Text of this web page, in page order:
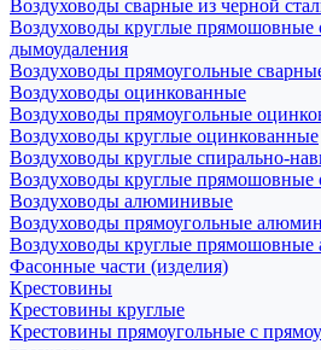
Воздуховоды сварные из черной
Воздуховоды круглые прямошовные
дымоудаления
Воздуховоды прямоугольные
Воздуховоды оцинкованные
Воздуховоды прямоугольные
Воздуховоды круглые оцинкованные
Воздуховоды круглые спирально-
Воздуховоды круглые прямошовные
Воздуховоды алюминивые
Воздуховоды прямоугольные
Воздуховоды круглые
Фасонные части (изделия)
Крестовины
Крестовины круглые
Крестовины прямоугольные с